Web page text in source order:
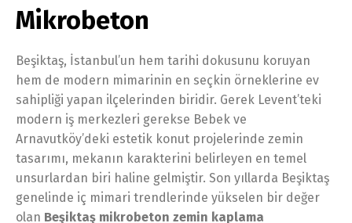
Mikrobeton
Beşiktaş, İstanbul’un hem tarihi dokusunu koruyan
hem de modern mimarinin en seçkin örneklerine ev
sahipliği yapan ilçelerinden biridir. Gerek Levent’teki
modern iş merkezleri gerekse Bebek ve
Arnavutköy’deki estetik konut projelerinde zemin
tasarımı, mekanın karakterini belirleyen en temel
unsurlardan biri haline gelmiştir. Son yıllarda Beşiktaş
genelinde iç mimari trendlerinde yükselen bir değer
olan Beşiktaş mikrobeton zemin kaplama